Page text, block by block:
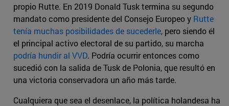
propio Rutte. En 2019 Donald Tusk termina su segundo
mandato como presidente del Consejo Europeo y Rutte
tenía muchas posibilidades de sucederle, pero siendo él
el principal activo electoral de su partido, su marcha
podría hundir al VVD. Podría ocurrir entonces como
sucedió con la salida de Tusk de Polonia, que resultó en
una victoria conservadora un año más tarde.
Cualquiera que sea el desenlace, la política holandesa ha